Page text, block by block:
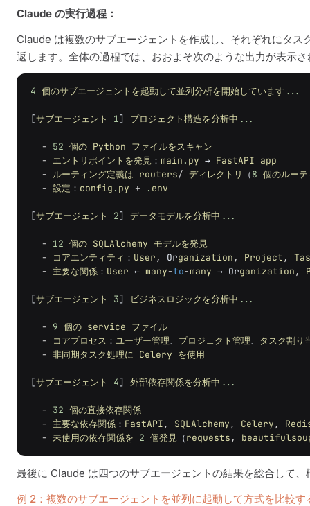
Claude の実行過程：
Claude は複数のサブエージェントを作成し、それぞれにタ
返します。全体の過程では、おおよそ次のような出力が表示
4 個のサブエージェントを起動して並列分析を開始しています ...
[サブエージェント 1] プロジェクト構造を分析中 ...
- 52 個の Python ファイルをスキャン
-
エントリポイントを発見 ： main . py → FastAPI app
-
ルーティング定義は routers/ ディレクトリ （8 個のルー
- 設定 ： config . py + . env
[サブエージェント 2] データモデルを分析中 ...
- 12 個の SQLAlchemy モデルを発見
-
コアエンティティ ： User, Organization, Project,
-
主要な関係 ： User ← many-to-many → Organization,
[サブエージェント 3] ビジネスロジックを分析中 ...
- 9 個の service ファイル
-
コアプロセス ： ユーザー管理、 プロジェクト管理、 タスク割り
- 非同期タスク処理に Celery を使用
[サブエージェント 4] 外部依存関係を分析中 ...
- 32 個の直接依存関係
-
主要な依存関係 ： FastAPI, SQLAlchemy, Celery,
- 未使用の依存関係を 2 個発見 （requests,
最後に Claude は四つのサブエージェントの結果を総合して
例 2：複数のサブエージェントを並列に起動して方式を比較す